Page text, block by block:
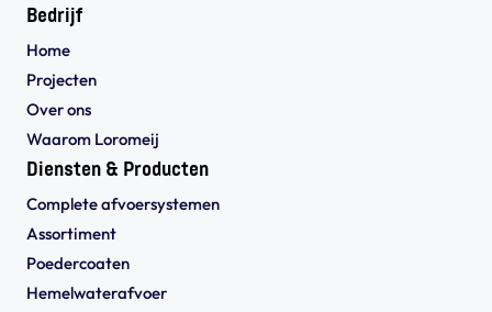
Bedrijf
Home
Projecten
Over ons
Waarom Loromeij
Diensten & Producten
Complete afvoersystemen
Assortiment
Poedercoaten
Hemelwaterafvoer